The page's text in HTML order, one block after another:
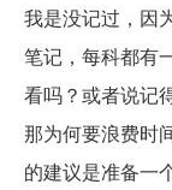
我是没记过，因
笔记，每科都有
看吗？或者说记
那为何要浪费时
的建议是准备一